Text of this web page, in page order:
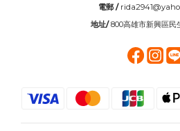
電郵 /
地址/800高雄市新興區民